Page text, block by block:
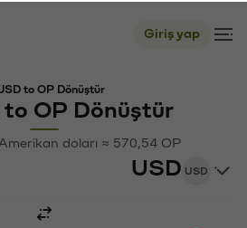
Giriş yap
to OP Dönüştür
to OP Dönüştür
doları ≈ 570,54 OP
USD USD